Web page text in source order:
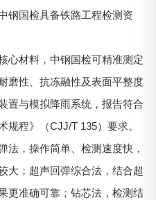
钢国检具备铁路工程检测资
心材料，中钢国检可精准测定
磨性、抗冻融性及表面平整度
置与模拟降雨系统，报告符合
规程》（CJJ/T 135）要求。
法，操作简单、检测速度快，
大；超声回弹综合法，结合超
更准确可靠；钻芯法，检测结